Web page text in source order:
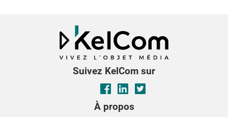
Suivez KelCom sur
À propos